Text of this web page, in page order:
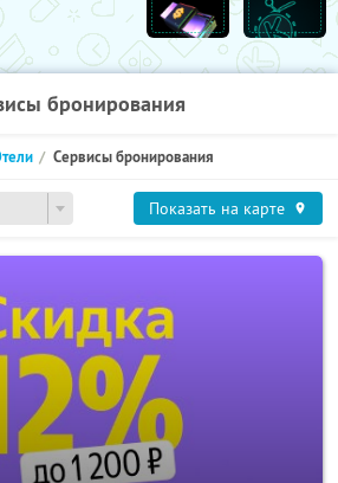
бронирования
Сервисы бронирования
Показать на карте